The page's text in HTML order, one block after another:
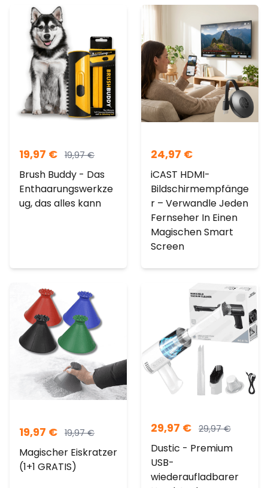
19,97 € 19,97€
Brush Buddy - Das
Enthaarungswerkze
ug, das alles kann
24,97 €
iCAST HDMI-
Bildschirmempfänge
r – Verwandle Jeden
Fernseher In Einen
Magischen Smart
Screen
19,97 € 19,97€
Magischer Eiskratzer
(1+1 GRATIS)
29,97 € 29,97€
Dustic - Premium
USB-
wiederaufladbarer